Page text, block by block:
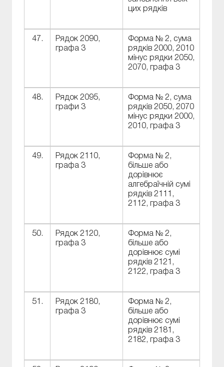
цих рядків
47.
Рядок 2090,
графа 3
Форма № 2, сума
рядків 2000, 2010
мінус рядки 2050,
2070, графа 3
48.
Рядок 2095,
графи 3
Форма № 2, сума
рядків 2050, 2070
мінус рядки 2000,
2010, графа 3
49.
Рядок 2110,
графа 3
Форма № 2,
більше або
дорівнює
алгебраїчній сумі
рядків 2111,
2112, графа 3
50.
Рядок 2120,
графа 3
Форма № 2,
більше або
дорівнює сумі
рядків 2121,
2122, графа 3
51.
Рядок 2180,
графа 3
Форма № 2,
більше або
дорівнює сумі
рядків 2181,
2182, графа 3